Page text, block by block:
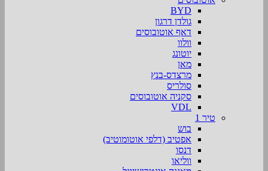
BYD
גולדן דרגון
דאף אוטובוסים
וולוו
יוטונג
מאן
מרצדס-בנץ
סולריס
סקניה אוטובוסים
VDL
טיר 1
בוש
אפטיב (דלפי אוטומוטיב)
דנסו
ווליאו